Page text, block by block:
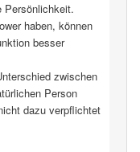
Persönlichkeit.
haben, können
besser
zwischen
Person
dazu verpflichtet